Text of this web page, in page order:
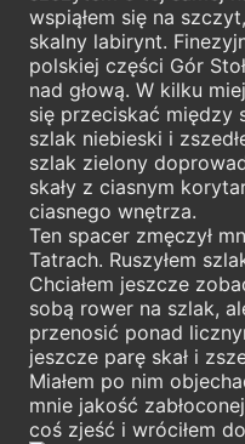
wspiąłem się na
skalny labirynt.
polskiej części Gór
nad głową. W kilku
się przeciskać między
szlak niebieski i
szlak zielony
skały z ciasnym
ciasnego wnętrza.
Ten spacer zmęczył
Tatrach. Ruszyłem
Chciałem jeszcze
sobą rower na szlak,
przenosić ponad
jeszcze parę skał i
Miałem po nim
mnie jakość
coś zjeść i wróciłem